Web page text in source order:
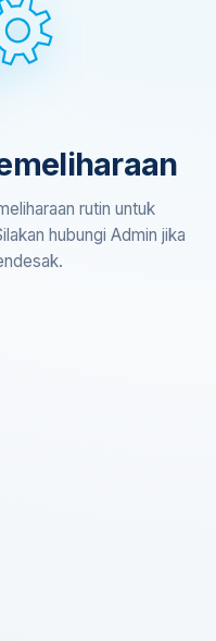
rutin untuk
hubungi Admin jika